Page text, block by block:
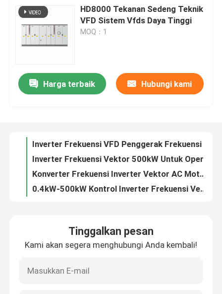
Rumah
Produk
Kontrol Kualitas
Hubungi Kami
HD8000 Tekanan Sedeng Teknik
VFD Sistem Vfds Daya Tinggi
MOQ：1
Harga terbaik Hubungi kami
HV300 Multifungsi Universal Vektor Frekuensi Inverter VFD Variable Frequency Drive AC Drive
Motor Modbus Frequency Inverter Berbagai Kemampuan Komunikasi Untuk Persyaratan Pelanggan
Kontrol Vektor Keandalan Tinggi Inverter Frekuensi Daya Vektor Untuk Aplikasi Industri
Inverter Frekuensi yang Disetujui Vektor Interface Komunikasi RS485
Tinggalkan pesan
Kami akan segera menghubungi Anda kembali!